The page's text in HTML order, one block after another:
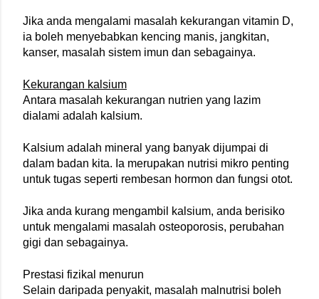
Jika anda mengalami masalah kekurangan vitamin D,
ia boleh menyebabkan kencing manis, jangkitan,
kanser, masalah sistem imun dan sebagainya.
Kekurangan kalsium
Antara masalah kekurangan nutrien yang lazim
dialami adalah kalsium.
Kalsium adalah mineral yang banyak dijumpai di
dalam badan kita. Ia merupakan nutrisi mikro penting
untuk tugas seperti rembesan hormon dan fungsi otot.
Jika anda kurang mengambil kalsium, anda berisiko
untuk mengalami masalah osteoporosis, perubahan
gigi dan sebagainya.
Prestasi fizikal menurun
Selain daripada penyakit, masalah malnutrisi boleh